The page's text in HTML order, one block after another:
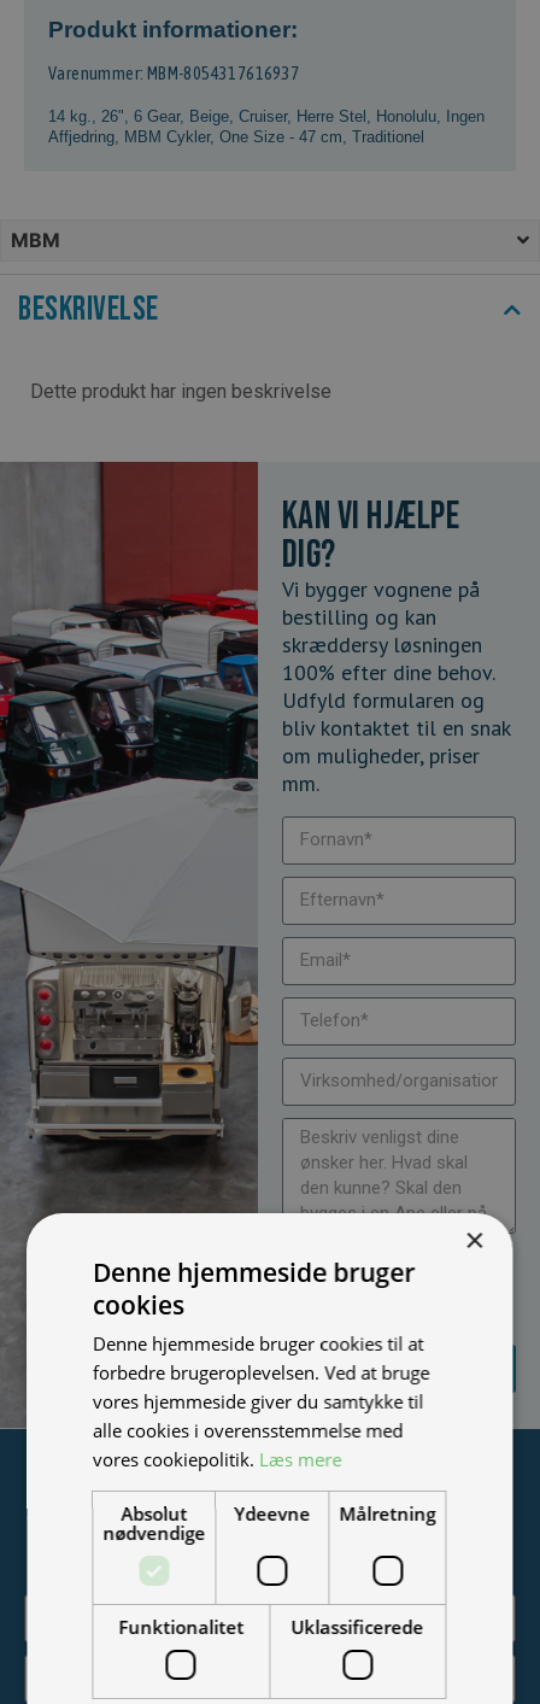
Produkt informationer:
Varenummer: MBM-8054317616937
14 kg. 26" 6 Gear, Beige Cruiser, Herre Stel Honolulu Ingen
Affjedring MBM Cykler, One Size - 47 cm Traditionel
MBM
Beskrivelse
Dette produkt har ingen beskrivelse
Kan vi hjælpe
dig?
Vi bygger vognene på
bestilling og kan
skræddersy løsningen
100% efter dine behov.
Udfyld formularen og
bliv kontaktet til en snak
om muligheder, priser
mm.
Jeg vil gerne modtage
nyheder på mail (bare rolig,
FORESPØRGSEL
Tilmeld nyhedsmail
Vær blandt de første til at modtage info om nye produkter,
tilbud, events og udstillinger.
×
Denne hjemmeside bruger
cookies
Denne hjemmeside bruger cookies til at
forbedre brugeroplevelsen. Ved at bruge
vores hjemmeside giver du samtykke til
alle cookies i overensstemmelse med
vores cookiepolitik. Læs mere
Absolut
nødvendige
Ydeevne Målretning
Funktionalitet Uklassificerede